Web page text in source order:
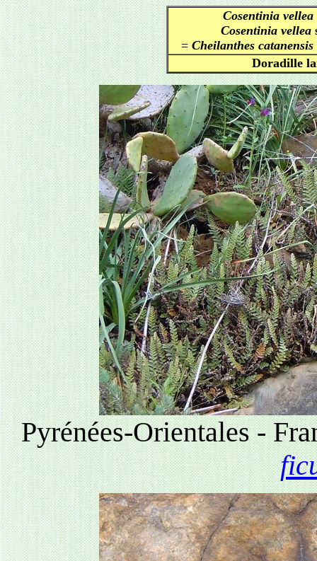
Cosentinia vellea
Cosentinia vellea
= Cheilanthes catanensis
Doradille
Pyrénées-Orientales -